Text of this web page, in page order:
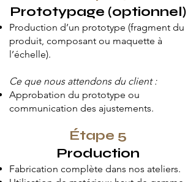
Prototypage (optionnel)
Production d’un prototype (fragment du
produit, composant ou maquette à
l’échelle).
Ce que nous attendons du client :
Approbation du prototype ou
communication des ajustements.
Étape 5
Production
Fabrication complète dans nos ateliers.